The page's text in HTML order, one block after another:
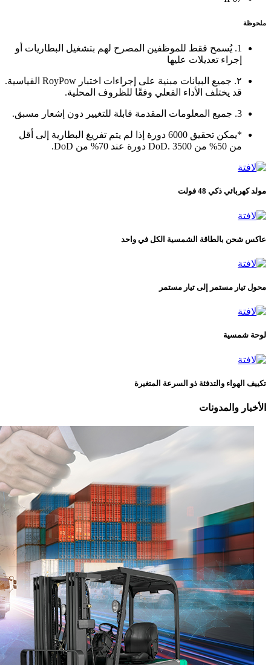
ملحوظة
1. يُسمح فقط للموظفين المصرح لهم بتشغيل البطاريات أو
إجراء تعديلات عليها
٢. جميع البيانات مبنية على إجراءات اختبار RoyPow القياسية.
قد يختلف الأداء الفعلي وفقًا للظروف المحلية.
3. جميع المعلومات المقدمة قابلة للتغيير دون إشعار مسبق.
*يمكن تحقيق 6000 دورة إذا لم يتم تفريغ البطارية إلى أقل
من 50% من DoD. 3500 دورة عند 70% من DoD.
مولد كهربائي ذكي 48 فولت
عاكس شحن بالطاقة الشمسية الكل في واحد
محول تيار مستمر إلى تيار مستمر
لوحة شمسية
تكييف الهواء والتدفئة ذو السرعة المتغيرة
الأخبار والمدونات